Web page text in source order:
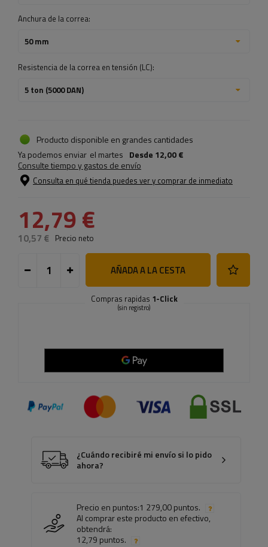
Anchura de la correa:
50 mm
Resistencia de la correa en tensión (LC):
5 ton (5000 DAN)
Producto disponible en grandes cantidades
Ya podemos enviar el martes Desde 12,00 €
Consulte tiempo y gastos de envío
Consulta en qué tienda puedes ver y comprar de inmediato
12,79 €
10,57 € Precio neto
AÑADA A LA CESTA
Compras rapidas 1-Click
(sin registro)
¿Cuándo recibiré mi envío si lo pido
ahora?
Precio en puntos:1 279,00 puntos.
Al comprar este producto en efectivo,
obtendrá:
12,79 puntos.